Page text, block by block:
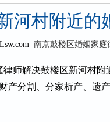
河村附近的
南京鼓楼区婚姻家庭
师解决鼓楼区新河村
产分割、分家析产、遗